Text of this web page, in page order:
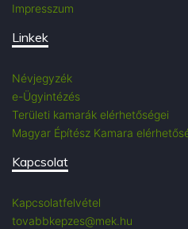
Impresszum
Linkek
Névjegyzék
e-Ügyintézés
Területi kamarák elérhetőségei
Magyar Építész Kamara
Kapcsolat
Kapcsolatfelvétel
tovabbkepzes@mek.hu